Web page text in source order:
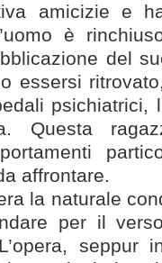
amicizie e
è
del
essersi
psichiatrici,
Questa
affrontare.
la naturale
per il
seppur